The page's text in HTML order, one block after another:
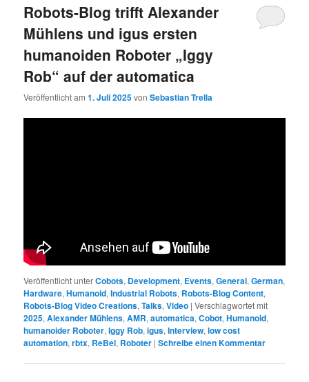
Robots-Blog trifft Alexander
Mühlens und igus ersten
humanoiden Roboter „Iggy
Rob“ auf der automatica
Veröffentlicht am1. Juli 2025vonSebastian Trella
Veröffentlicht unterCobots, Development, Events,General,German,
Hardware,Humanoid,Industrial Robots, Robots-Blog Content,
Robots-Blog Video Creations,Talks,Video |Verschlagwortet mit
2025,Alexander Mühlens,AMR,automatica,Cobot,Humanoid,
humanoider Roboter,Iggy Rob,igus,Interview,low cost
automation,rbtx, ReBel, Roboter |Schreibe einen Kommentar